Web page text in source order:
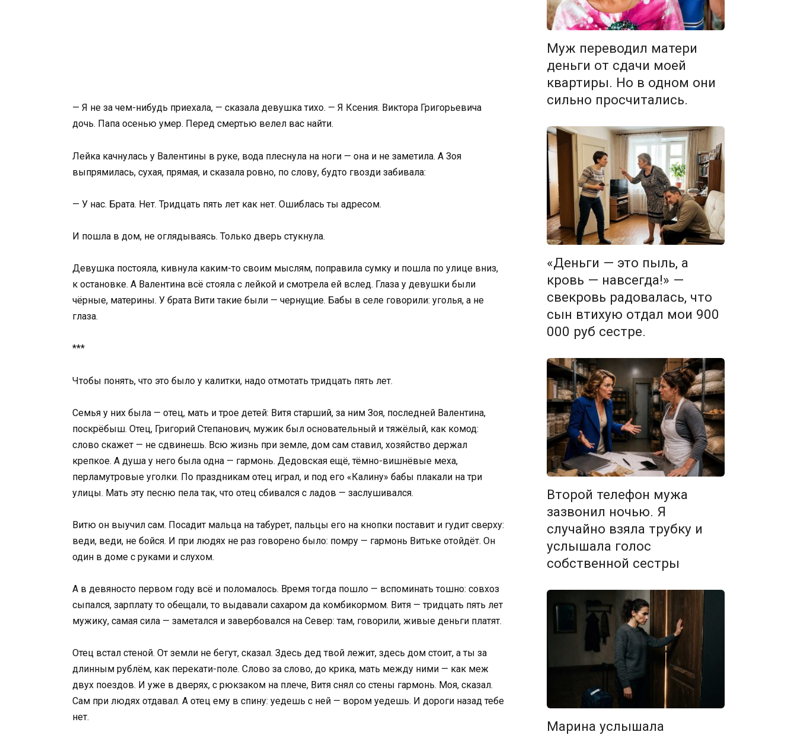
— Я не за чем-нибудь приехала, — сказала девушка тихо. — Я Ксения. Виктора Григорьевича
дочь. Папа осенью умер. Перед смертью велел вас найти.
Лейка качнулась у Валентины в руке, вода плеснула на ноги — она и не заметила. А Зоя
выпрямилась, сухая, прямая, и сказала ровно, по слову, будто гвозди забивала:
— У нас. Брата. Нет. Тридцать пять лет как нет. Ошиблась ты адресом.
И пошла в дом, не оглядываясь. Только дверь стукнула.
Девушка постояла, кивнула каким-то своим мыслям, поправила сумку и пошла по улице вниз,
к остановке. А Валентина всё стояла с лейкой и смотрела ей вслед. Глаза у девушки были
чёрные, материны. У брата Вити такие были — чернущие. Бабы в селе говорили: уголья, а не
глаза.
***
Чтобы понять, что это было у калитки, надо отмотать тридцать пять лет.
Семья у них была — отец, мать и трое детей: Витя старший, за ним Зоя, последней Валентина,
поскрёбыш. Отец, Григорий Степанович, мужик был основательный и тяжёлый, как комод:
слово скажет — не сдвинешь. Всю жизнь при земле, дом сам ставил, хозяйство держал
крепкое. А душа у него была одна — гармонь. Дедовская ещё, тёмно-вишнёвые меха,
перламутровые уголки. По праздникам отец играл, и под его «Калину» бабы плакали на три
улицы. Мать эту песню пела так, что отец сбивался с ладов — заслушивался.
Витю он выучил сам. Посадит мальца на табурет, пальцы его на кнопки поставит и гудит сверху:
веди, веди, не бойся. И при людях не раз говорено было: помру — гармонь Витьке отойдёт. Он
один в доме с руками и слухом.
А в девяносто первом году всё и поломалось. Время тогда пошло — вспоминать тошно: совхоз
сыпался, зарплату то обещали, то выдавали сахаром да комбикормом. Витя — тридцать пять лет
мужику, самая сила — заметался и завербовался на Север: там, говорили, живые деньги платят.
Отец встал стеной. От земли не бегут, сказал. Здесь дед твой лежит, здесь дом стоит, а ты за
длинным рублём, как перекати-поле. Слово за слово, до крика, мать между ними — как меж
двух поездов. И уже в дверях, с рюкзаком на плече, Витя снял со стены гармонь. Моя, сказал.
Сам при людях отдавал. А отец ему в спину: уедешь с ней — вором уедешь. И дороги назад тебе
нет.
Муж переводил матери
деньги от сдачи моей
квартиры. Но в одном они
сильно просчитались.
«Деньги — это пыль, а
кровь — навсегда!» —
свекровь радовалась, что
сын втихую отдал мои 900
000 руб сестре.
Второй телефон мужа
зазвонил ночью. Я
случайно взяла трубку и
услышала голос
собственной сестры
Марина услышала